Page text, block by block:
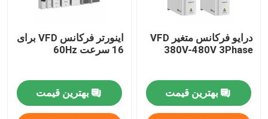
درایو فرکانس متغیر VFD
380V-480V 3Phase
بهترین قیمت
اینورتر فرکانس VFD برای
16 سرعت 60Hz
بهترین قیمت